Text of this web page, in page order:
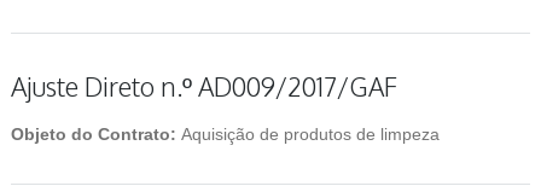
Ajuste Direto n.º AD009/2017/GAF
Objeto do Contrato: Aquisição de produtos de limpeza